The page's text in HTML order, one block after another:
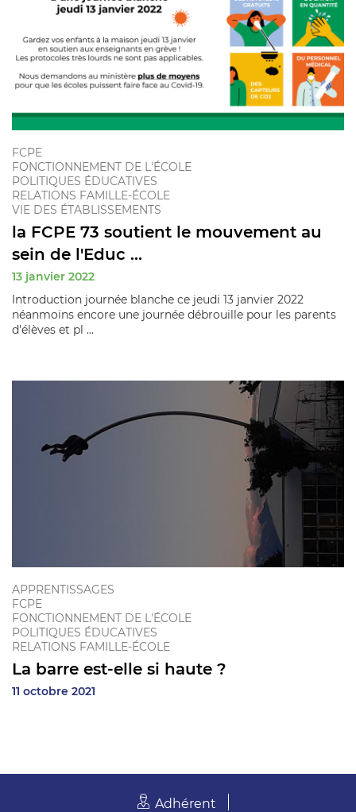
FCPE
FONCTIONNEMENT DE L'ÉCOLE
POLITIQUES ÉDUCATIVES
RELATIONS FAMILLE-ÉCOLE
VIE DES ÉTABLISSEMENTS
la FCPE 73 soutient le mouvement au
sein de l'Educ ...
13 janvier 2022
Introduction journée blanche ce jeudi 13 janvier 2022
néanmoins encore une journée débrouille pour les parents
d'élèves et pl ...
APPRENTISSAGES
FCPE
FONCTIONNEMENT DE L'ÉCOLE
POLITIQUES ÉDUCATIVES
RELATIONS FAMILLE-ÉCOLE
La barre est-elle si haute ?
11 octobre 2021
Adhérent